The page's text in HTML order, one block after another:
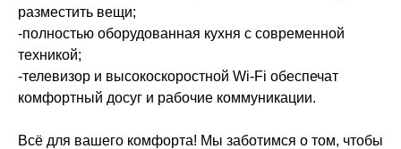
разместить вещи;
-полностью оборудованная кухня с современной
техникой;
-телевизор и высокоскоростной Wi‑Fi обеспечат
комфортный досуг и рабочие коммуникации.
Всё для вашего комфорта! Мы заботимся о том, чтобы